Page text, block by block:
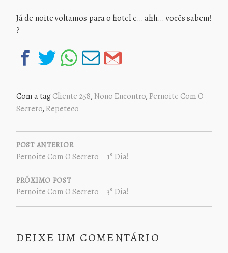
Já de noite voltamos para o hotel e… ahh… vocês sabem!
?
Com a tagCliente 258,Nono Encontro,Pernoite Com O
Secreto,Repeteco
NAVEGAÇÃO
DE
POST
POST ANTERIOR
Pernoite Com O Secreto – 1° Dia!
PRÓXIMO POST
Pernoite Com O Secreto – 3° Dia!
DEIXE UM COMENTÁRIO